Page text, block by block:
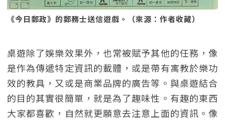
《今日郵政》的郵務士送信遊戲。（來源：作者收藏）
桌遊除了娛樂效果外，也常被賦予其他的任務，像
是作為傳遞特定資訊的載體，或是帶有寓教於樂功
效的教具，又或是商業品牌的廣告等。與桌遊結合
的目的其實很簡單，就是為了趣味性。有趣的東西
大家都喜歡，自然就更願意去注意上面的資訊。像